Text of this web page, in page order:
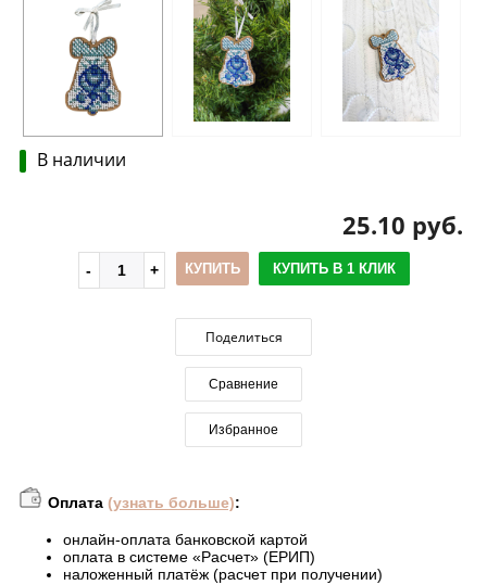
В наличии
25.10 руб.
КУПИТЬ КУПИТЬ В 1 КЛИК
Поделиться
Сравнение
Избранное
Оплата (узнать больше):
онлайн-оплата банковской картой
оплата в системе «Расчет» (ЕРИП)
наложенный платёж (расчет при получении)